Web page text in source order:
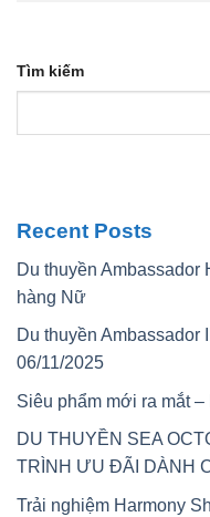
Tìm kiếm
Recent Posts
Du thuyền Ambassador
hàng Nữ
Du thuyền Ambassador
06/11/2025
Siêu phẩm mới ra mắt
DU THUYỀN SEA
TRÌNH ƯU ĐÃI DÀNH
Trải nghiệm Harmony